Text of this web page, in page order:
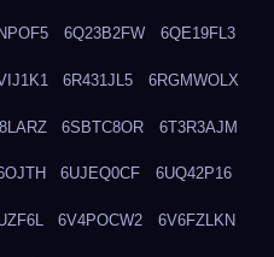
6Q23B2FW 6QE19FL3
6R431JL5 6RGMWOLX
6SBTC8OR 6T3R3AJM
6UJEQ0CF 6UQ42P16
6V4POCW2 6V6FZLKN